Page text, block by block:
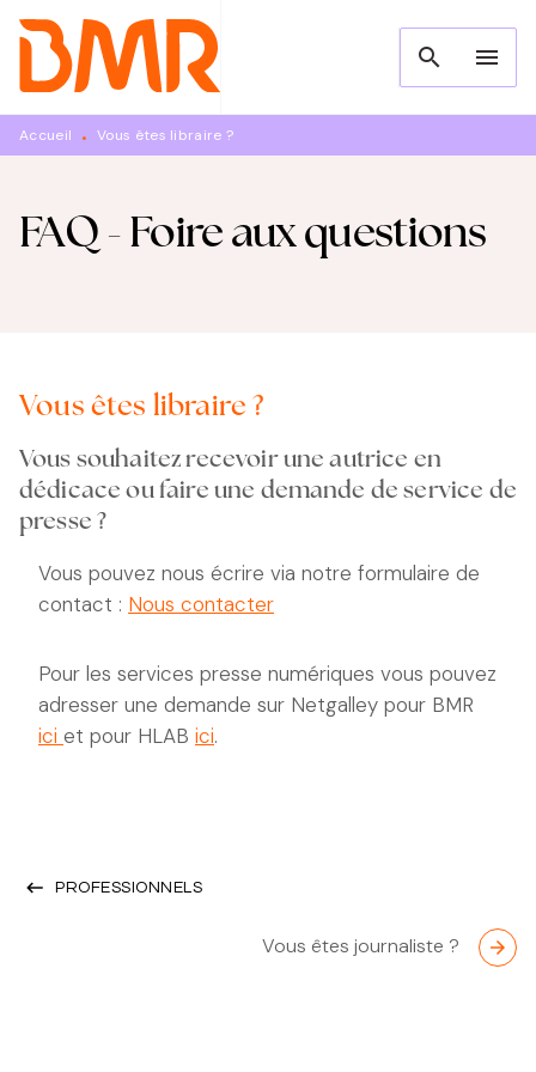
MENU RECHERCHE
PIED DE PAGE
search menu
Accueil • Vous êtes libraire ?
FAQ - Foire aux questions
Vous êtes libraire ?
Vous souhaitez recevoir une autrice en
dédicace ou faire une demande de service de
presse ?
Vous pouvez nous écrire via notre formulaire de
contact : Nous contacter
Pour les services presse numériques vous pouvez
adresser une demande sur Netgalley pour BMR
ici et pour HLAB ici.
keyboard_backspace PROFESSIONNELS
Vous êtes journaliste ? arrow_forward